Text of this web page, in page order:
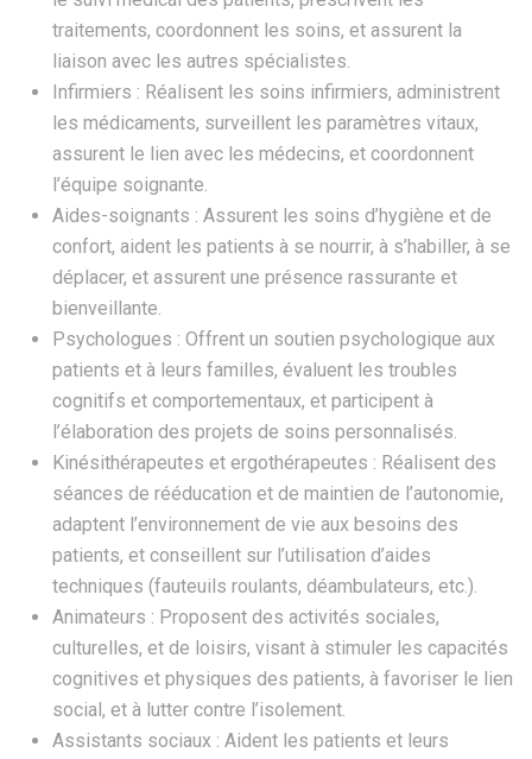
traitements, coordonnent les soins, et assurent la
liaison avec les autres spécialistes.
Infirmiers : Réalisent les soins infirmiers, administrent
les médicaments, surveillent les paramètres vitaux,
assurent le lien avec les médecins, et coordonnent
l’équipe soignante.
Aides-soignants : Assurent les soins d’hygiène et de
confort, aident les patients à se nourrir, à s’habiller, à se
déplacer, et assurent une présence rassurante et
bienveillante.
Psychologues : Offrent un soutien psychologique aux
patients et à leurs familles, évaluent les troubles
cognitifs et comportementaux, et participent à
l’élaboration des projets de soins personnalisés.
Kinésithérapeutes et ergothérapeutes : Réalisent des
séances de rééducation et de maintien de l’autonomie,
adaptent l’environnement de vie aux besoins des
patients, et conseillent sur l’utilisation d’aides
techniques (fauteuils roulants, déambulateurs, etc.).
Animateurs : Proposent des activités sociales,
culturelles, et de loisirs, visant à stimuler les capacités
cognitives et physiques des patients, à favoriser le lien
social, et à lutter contre l’isolement.
Assistants sociaux : Aident les patients et leurs